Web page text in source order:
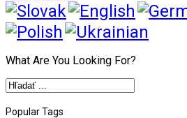
What Are You Looking For?
Popular Tags